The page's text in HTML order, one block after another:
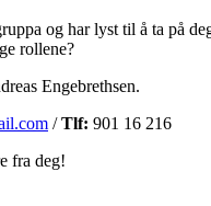
og har lyst til å ta på
rollene?
Engebrethsen.
/Tlf: 901 16 216
fra deg!